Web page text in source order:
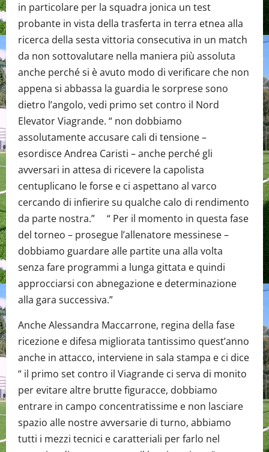
in particolare per la squadra jonica un test
probante in vista della trasferta in terra etnea alla
ricerca della sesta vittoria consecutiva in un match
da non sottovalutare nella maniera più assoluta
anche perché si è avuto modo di verificare che non
appena si abbassa la guardia le sorprese sono
dietro l’angolo, vedi primo set contro il Nord
Elevator Viagrande. “ non dobbiamo
assolutamente accusare cali di tensione –
esordisce Andrea Caristi – anche perché gli
avversari in attesa di ricevere la capolista
centuplicano le forse e ci aspettano al varco
cercando di infierire su qualche calo di rendimento
da parte nostra.” “ Per il momento in questa fase
del torneo – prosegue l’allenatore messinese –
dobbiamo guardare alle partite una alla volta
senza fare programmi a lunga gittata e quindi
approcciarsi con abnegazione e determinazione
alla gara successiva.”
Anche Alessandra Maccarrone, regina della fase
ricezione e difesa migliorata tantissimo quest’anno
anche in attacco, interviene in sala stampa e ci dice
“ il primo set contro il Viagrande ci serva di monito
per evitare altre brutte figuracce, dobbiamo
entrare in campo concentratissime e non lasciare
spazio alle nostre avversarie di turno, abbiamo
tutti i mezzi tecnici e caratteriali per farlo nel